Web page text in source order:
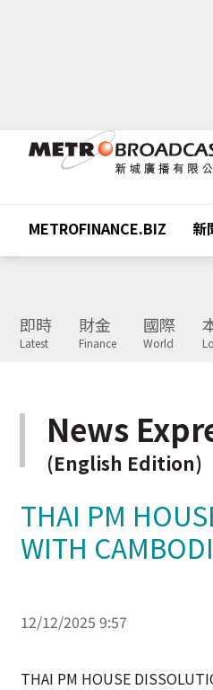
METROFINANCE.BIZ 新
即時
Latest
財金
Finance
國際
World
News
(English Edition)
THAI PM
WITH
12/12/2025 9:57
THAI PM HOUSE